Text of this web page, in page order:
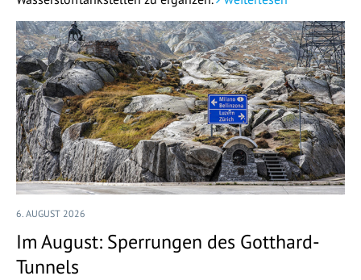
6. AUGUST 2026
Im August: Sperrungen des Gotthard-
Tunnels